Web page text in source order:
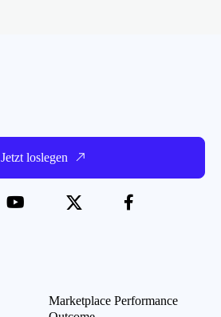
Jetzt loslegen
Marketplace Performance